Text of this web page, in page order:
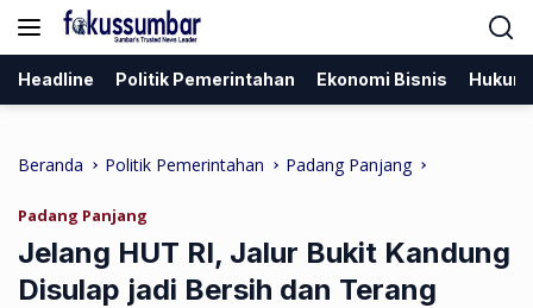
Langsung
Headline Politik Pemerintahan Ekonomi Bisnis Hukum
Beranda Politik Pemerintahan Padang Panjang
Padang Panjang
Jelang HUT RI, Jalur Bukit Kandung
Disulap jadi Bersih dan Terang